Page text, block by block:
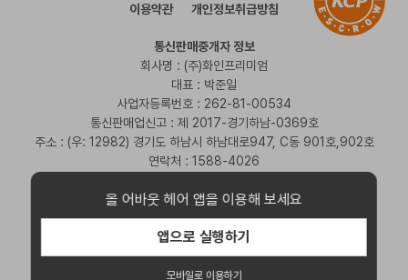
이용약관 개인정보취급방침
통신판매중개자 정보
회사명 : (주)화인프리미엄
대표 : 박준일
사업자등록번호 : 262-81-00534
통신판매업신고 : 제 2017-경기하남-0369호
주소 : (우: 12982) 경기도 하남시 하남대로947, C동 901호,902호
연락처 : 1588-4026
Copyright © All About Hair Corp. All Rights Reserved.
올 어바웃 헤어 앱을 이용해 보세요
앱으로 실행하기
모바일로 이용하기